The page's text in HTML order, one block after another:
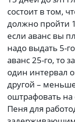
состоит в том,
должно пройти
если аванс вы
надо выдать 5-
аванс 25-го, то
один интервал
другой –
оштрафовать на
Пеня для